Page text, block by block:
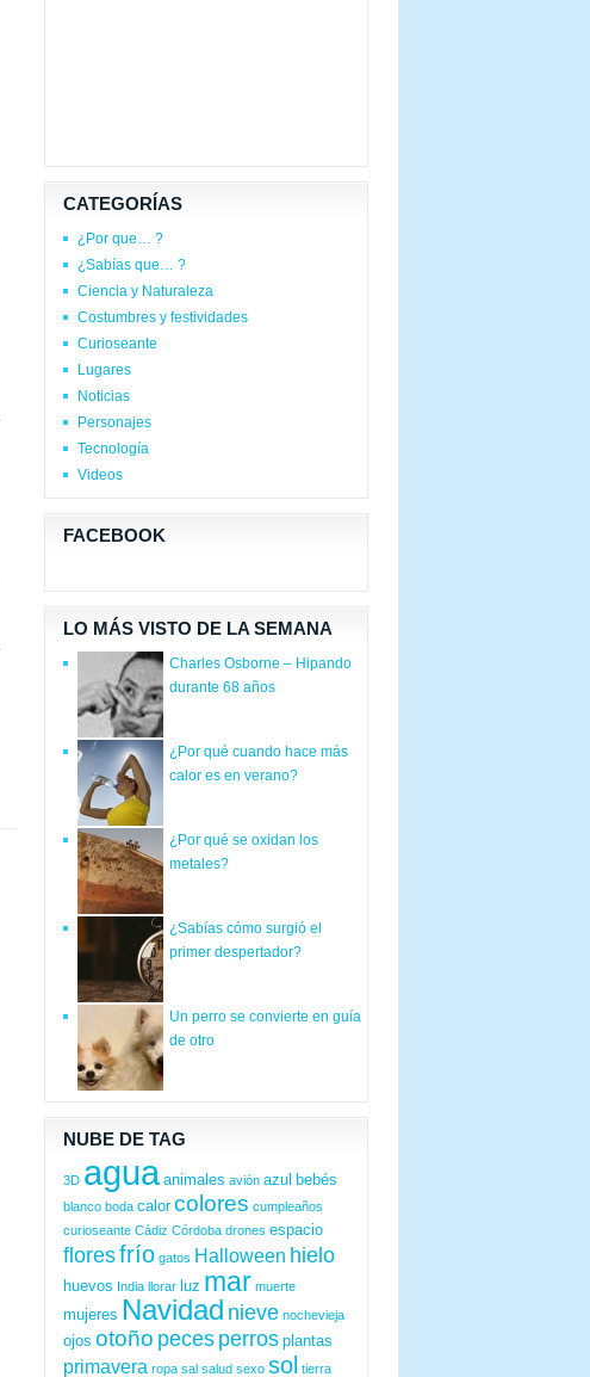
CATEGORÍAS
¿Por que… ?
¿Sabías que… ?
Ciencia y Naturaleza
Costumbres y festividades
Curioseante
Lugares
Noticias
Personajes
Tecnología
Videos
FACEBOOK
LO MÁS VISTO DE LA SEMANA
Charles Osborne – Hipando
durante 68 años
¿Por qué cuando hace más
calor es en verano?
¿Por qué se oxidan los
metales?
¿Sabías cómo surgió el
primer despertador?
Un perro se convierte en guía
de otro
NUBE DE TAG
3D agua animales avión azul bebés
blanco boda calor colores cumpleaños
curioseante Cádiz Córdoba drones espacio
floresfrío gatos Halloween hielo
huevos India llorar luz mar muerte
mujeres Navidad nieve nochevieja
ojos otoño peces perros plantas
primavera ropa sal salud sexo sol tierra